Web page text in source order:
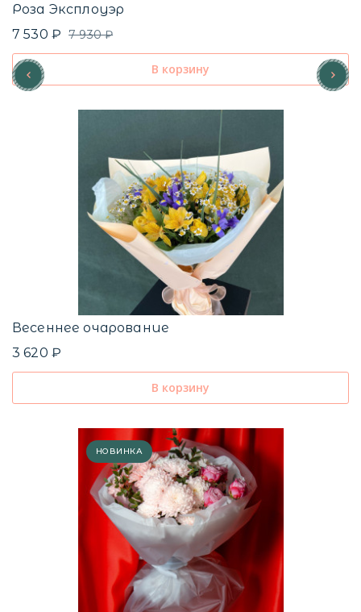
Роза Эксплоуэр
7 530 ₽ 7 930 ₽
В корзину
Весеннее очарование
3 620 ₽
В корзину
НОВИНКА